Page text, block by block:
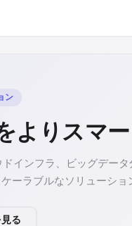
ン
よりスマ
インフラ、ビッグデー
ーラブルなソリューショ
る